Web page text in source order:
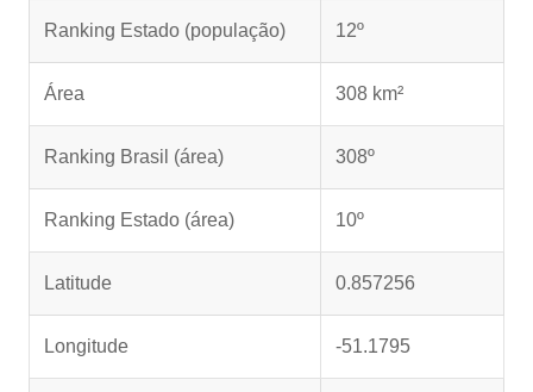
Ranking Estado (população) 12º
Área 308 km²
Ranking Brasil (área) 308º
Ranking Estado (área) 10º
Latitude 0.857256
Longitude -51.1795